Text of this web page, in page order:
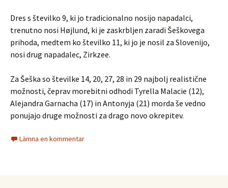
Dres s številko 9, ki jo tradicionalno nosijo napadalci,
trenutno nosi Højlund, ki je zaskrbljen zaradi Šeškovega
prihoda, medtem ko številko 11, ki jo je nosil za Slovenijo,
nosi drug napadalec, Zirkzee.
Za Šeška so številke 14, 20, 27, 28 in 29 najbolj realistične
možnosti, čeprav morebitni odhodi Tyrella Malacie (12),
Alejandra Garnacha (17) in Antonyja (21) morda še vedno
ponujajo druge možnosti za drago novo okrepitev.
Lämna en kommentar